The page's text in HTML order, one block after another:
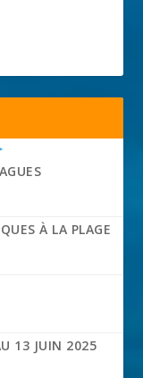
À LA PLAGE
13 JUIN 2025